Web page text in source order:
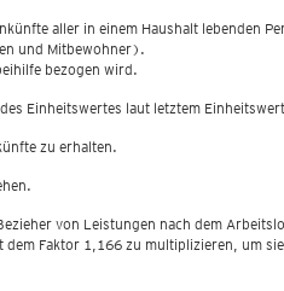
aller in einem Haushalt lebenden
und Mitbewohner).
bezogen wird.
Einheitswertes laut letztem
zu erhalten.
von Leistungen nach dem
Faktor 1,166 zu multiplizieren, um